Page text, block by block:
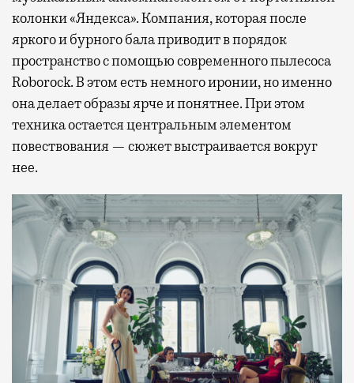
колонки «Яндекса». Компания, которая после
яркого и бурного бала приводит в порядок
пространство с помощью современного пылесоса
Roborock. В этом есть немного иронии, но именно
она делает образы ярче и понятнее. При этом
техника остается центральным элементом
повествования — сюжет выстраивается вокруг
нее.